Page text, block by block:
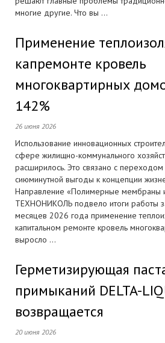
многие другие. Что вы ...
Применение
капремонте кровель
многоквартирных
142%
26 июня 2026
Использование инновационных
сфере жилищно-коммунального
расширилось. Это связано с переходом
сиюминутной выгоды к концепции
Направление «Полимерные мембраны
ТЕХНОНИКОЛЬ подвело итоги работы
месяцев 2026 года применение
капитальном ремонте кровель
выросло ...
Герметизирующая
примыканий DELTA-
возвращается
20 июня 2026